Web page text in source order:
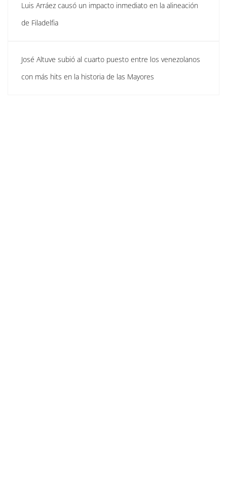
Luis Arráez causó un impacto inmediato en la alineación
de Filadelfia
José Altuve subió al cuarto puesto entre los venezolanos
con más hits en la historia de las Mayores